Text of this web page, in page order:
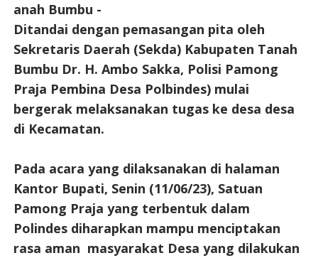
anah Bumbu -
Ditandai dengan pemasangan pita oleh
Sekretaris Daerah (Sekda) Kabupaten Tanah
Bumbu Dr. H. Ambo Sakka, Polisi Pamong
Praja Pembina Desa Polbindes) mulai
bergerak melaksanakan tugas ke desa desa
di Kecamatan.
Pada acara yang dilaksanakan di halaman
Kantor Bupati, Senin (11/06/23), Satuan
Pamong Praja yang terbentuk dalam
Polindes diharapkan mampu menciptakan
rasa aman masyarakat Desa yang dilakukan